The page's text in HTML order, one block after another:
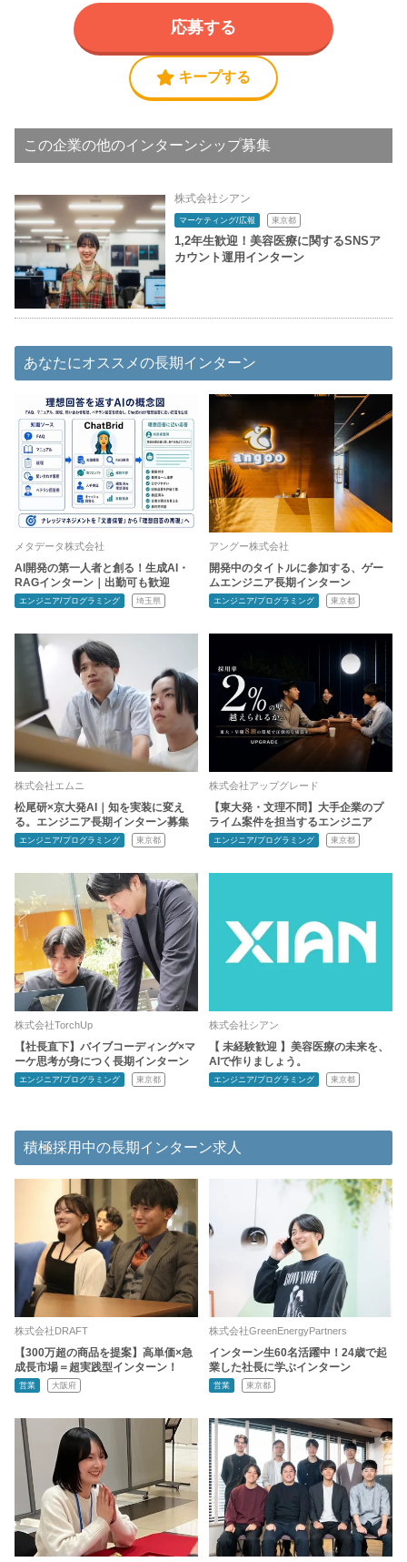
キープする
応募する
この企業の他のインターンシップ募集
株式会社シアン
マーケティング/広報 東京都
1,2年生歓迎！美容医療に関するSNSア
カウント運用インターン
あなたにオススメの長期インターン
メタデータ株式会社
AI開発の第一人者と創る！生成AI・
RAGインターン｜出勤可も歓迎
エンジニア/プログラミング 埼玉県
アングー株式会社
開発中のタイトルに参加する、ゲー
ムエンジニア長期インターン
エンジニア/プログラミング 東京都
株式会社エムニ
松尾研×京大発AI｜知を実装に変え
る。エンジニア長期インターン募集
エンジニア/プログラミング 東京都
株式会社アップグレード
【東大発・文理不問】大手企業のプ
ライム案件を担当するエンジニア
エンジニア/プログラミング 東京都
株式会社TorchUp
【社長直下】バイブコーディング×マ
ーケ思考が身につく長期インターン
エンジニア/プログラミング 東京都
株式会社シアン
【 未経験歓迎 】美容医療の未来を、
AIで作りましょう。
エンジニア/プログラミング 東京都
積極採用中の長期インターン求人
株式会社DRAFT
【300万超の商品を提案】高単価×急
成長市場＝超実践型インターン！
営業 大阪府
株式会社GreenEnergyPartners
インターン生60名活躍中！24歳で起
業した社長に学ぶインターン
営業 東京都